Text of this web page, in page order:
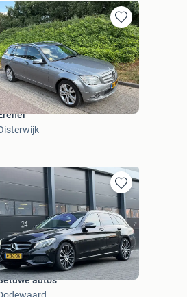
Bewaren
in
Mijn
Favorieten
Bewaren
in
Mijn
Favorieten
auto's